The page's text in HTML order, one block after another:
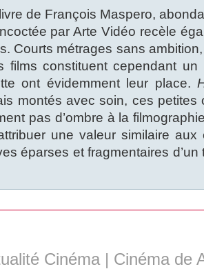
de François Maspero,
par Arte Vidéo recèle
Courts métrages sans
films constituent cependant un
ont évidemment leur place.
montés avec soin, ces petites
pas d’ombre à la
une valeur similaire
éparses et fragmentaires
Cinéma | Cinéma de